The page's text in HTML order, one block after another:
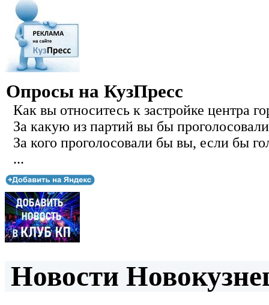
Опросы на КузПресс
Как вы относитесь к застройке центра
За какую из партий вы бы
За кого проголосовали бы вы, если бы
...
Новости